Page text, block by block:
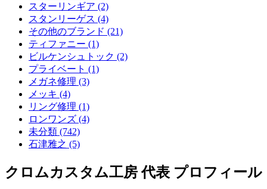
スターリンギア (2)
スタンリーゲス (4)
その他のブランド (21)
ティファニー (1)
ビルケンシュトック (2)
プライベート (1)
メガネ修理 (3)
メッキ (4)
リング修理 (1)
ロンワンズ (4)
未分類 (742)
石津雅之 (5)
クロムカスタム工房 代表 プロフィール